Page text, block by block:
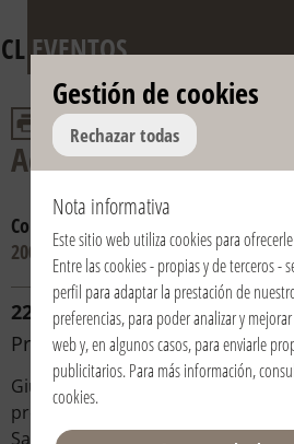
CLEVENTOS
Adviento y Navidad
Consulta por año: 2014
2009
2008
22/12/2009 | 16:30 | Italia /
Presepe vivente
Giunto alla sua sesta edizione, il
proposto alla città dalle scuole
Sacro Cuore di Cesena. Nella
Gestión de cookies
Rechazar todas
Nota informativa
Este sitio web utiliza cookies para
Entre las cookies - propias y de terceros -
perfil para adaptar la prestación de
preferencias, para poder analizar y
web y, en algunos casos, para enviarle
publicitarios. Para más información,
cookies.